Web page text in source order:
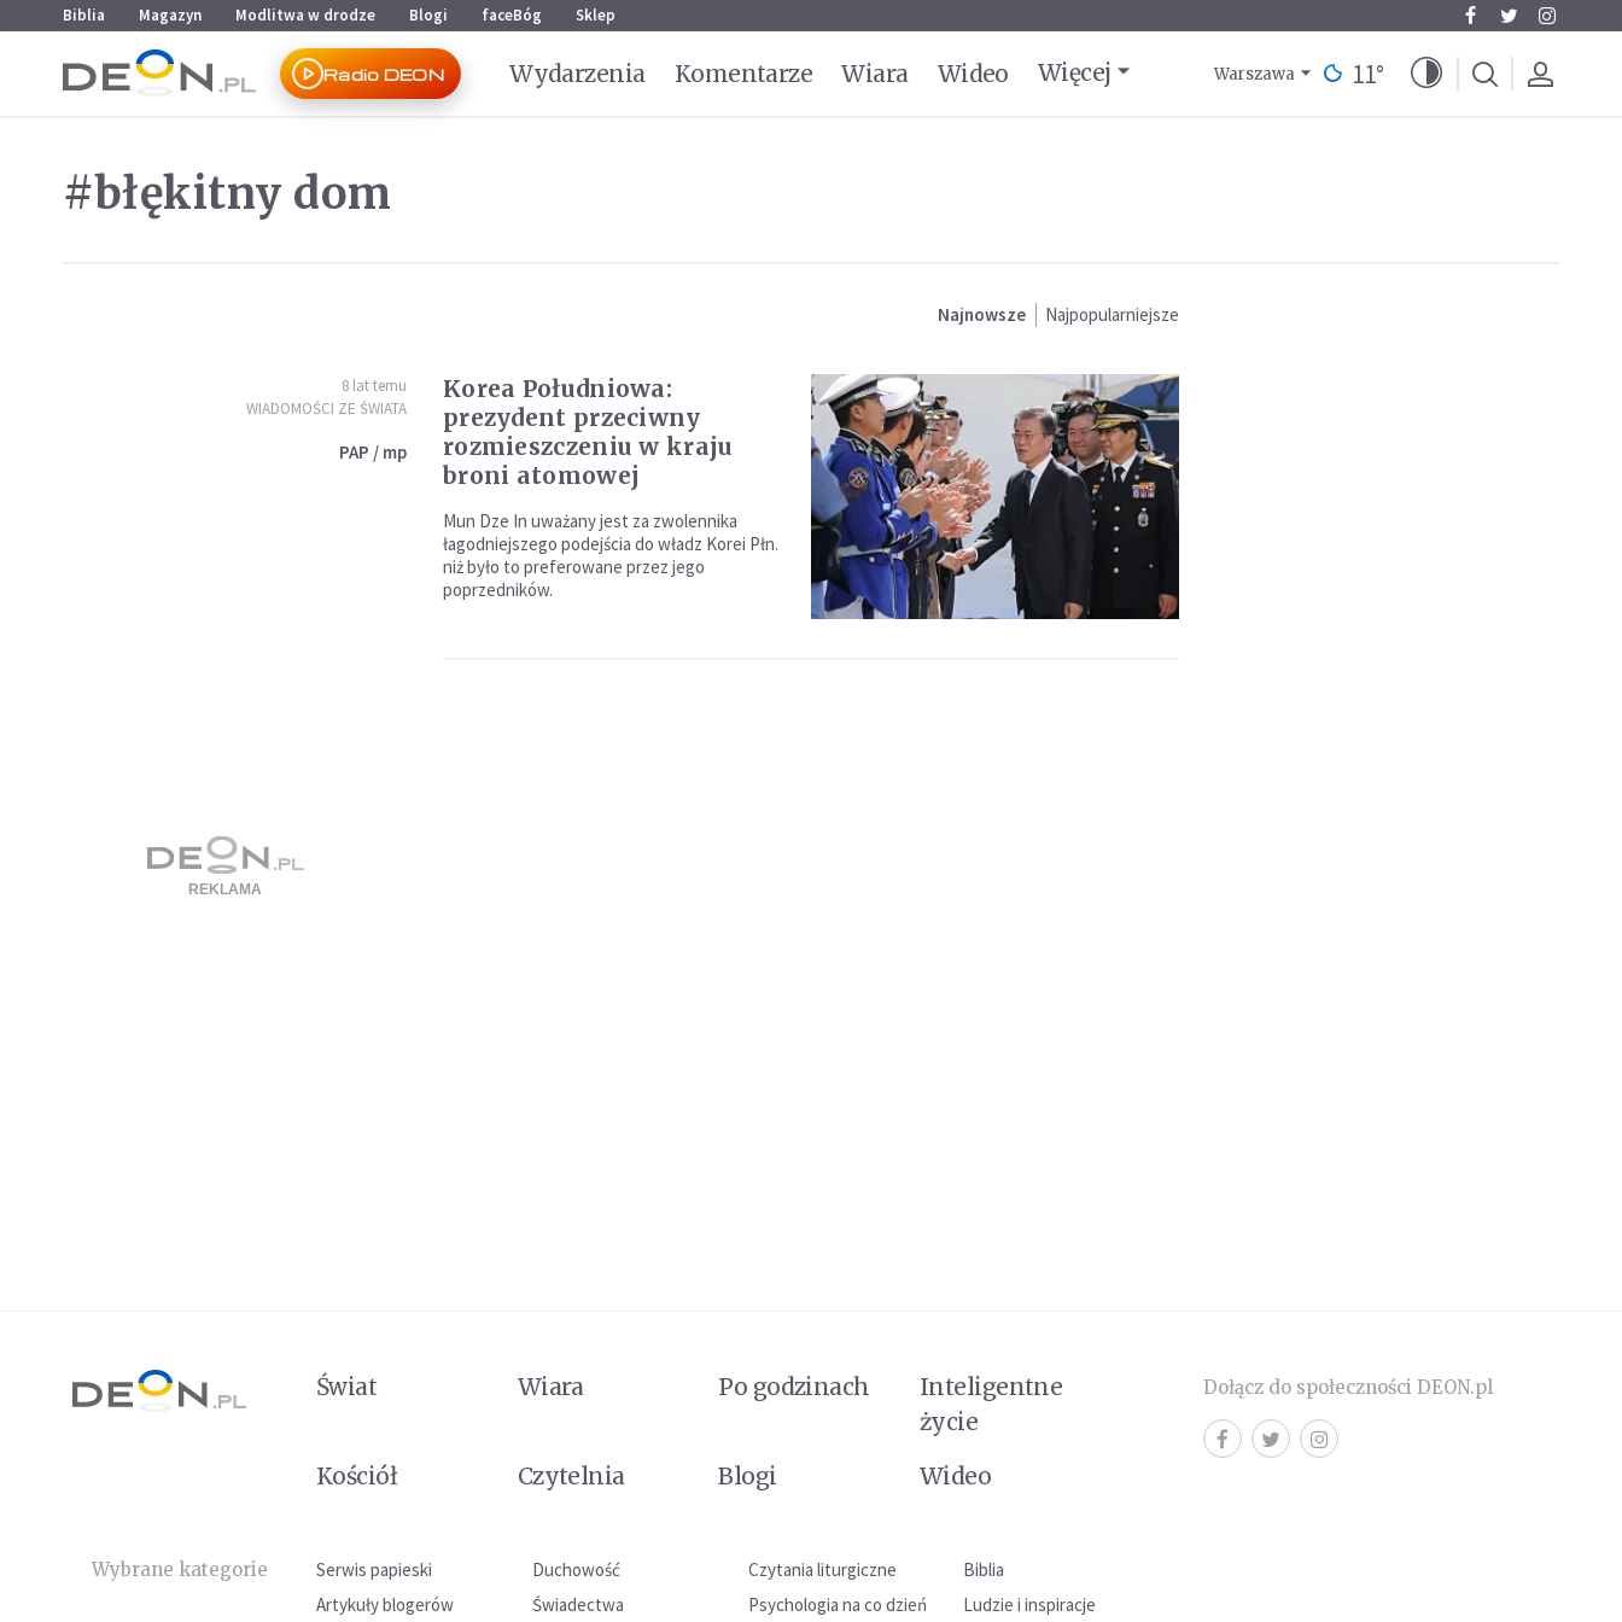
Przejdź do menu głównego
Przejdź do treści
Biblia Magazyn Modlitwa w drodze Blogi faceBóg Sklep
Radio DEON Wydarzenia Komentarze Wiara Wideo Więcej Warszawa 11°
#błękitny dom
Najnowsze Najpopularniejsze
8 lat temu
WIADOMOŚCI ZE ŚWIATA
PAP / mp
Korea Południowa:
prezydent przeciwny
rozmieszczeniu w kraju
broni atomowej
Mun Dze In uważany jest za zwolennika
łagodniejszego podejścia do władz Korei Płn.
niż było to preferowane przez jego
poprzedników.
Świat Wiara Po godzinach
Inteligentne
życie
Kościół
Czytelnia Blogi Wideo
Wybrane kategorie Serwis papieski Duchowość Czytania liturgiczne
Biblia
Artykuły blogerów
Świadectwa Psychologia na co dzień Ludzie i inspiracje
Dołącz do społeczności DEON.pl